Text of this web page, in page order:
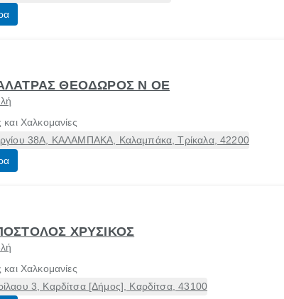
ΘΕΟΔΩΡΟΣ Ν ΟΕ
Χαλκομανίες
38Α, ΚΑΛΑΜΠΑΚΑ, Καλαμπάκα, Τρίκαλα, 42200
ΧΡΥΣΙΚΟΣ
Χαλκομανίες
3, Καρδίτσα [Δήμος], Καρδίτσα, 43100